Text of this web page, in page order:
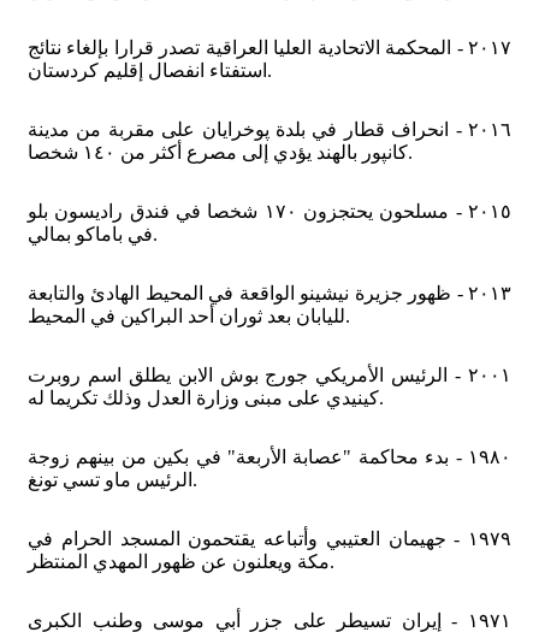
٢٠١٧ - المحكمة الاتحادية العليا العراقية تصدر قرارا بإلغاء نتائج
استفتاء انفصال إقليم كردستان.
٢٠١٦ - انحراف قطار في بلدة پوخرايان على مقربة من مدينة
کانپور بالهند يؤدي إلى مصرع أكثر من ١٤٠ شخصا.
٢٠١٥ - مسلحون يحتجزون ١٧٠ شخصا في فندق راديسون بلو
في باماكو بمالي.
٢٠١٣ - ظهور جزيرة نيشينو الواقعة في المحيط الهادئ والتابعة
لليابان بعد ثوران أحد البراكين في المحيط.
٢٠٠١ - الرئيس الأمريكي جورج بوش الابن يطلق اسم روبرت
كينيدي على مبنى وزارة العدل وذلك تكريما له.
١٩٨٠ - بدء محاكمة "عصابة الأربعة" في بكين من بينهم زوجة
الرئيس ماو تسي تونغ.
١٩٧٩ - جهيمان العتيبي وأتباعه يقتحمون المسجد الحرام في
مكة ويعلنون عن ظهور المهدي المنتظر.
١٩٧١ - إيران تسيطر على جزر أبي موسى وطنب الكبرى